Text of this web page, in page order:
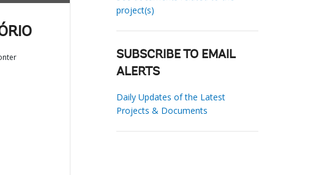
project(s)
SUBSCRIBE TO EMAIL
ALERTS
Daily Updates of the Latest
Projects & Documents